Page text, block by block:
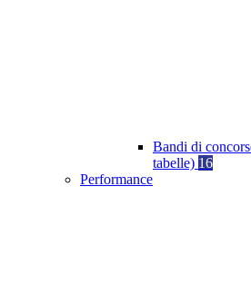
Bandi di
tabelle) 16
Performance